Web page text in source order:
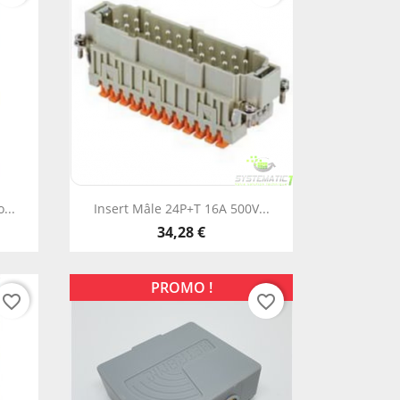
Aperçu rapide
Insert Mâle 24P+T 16A 500V...
34,28 €
favorite_border
PROMO !
favorite_border